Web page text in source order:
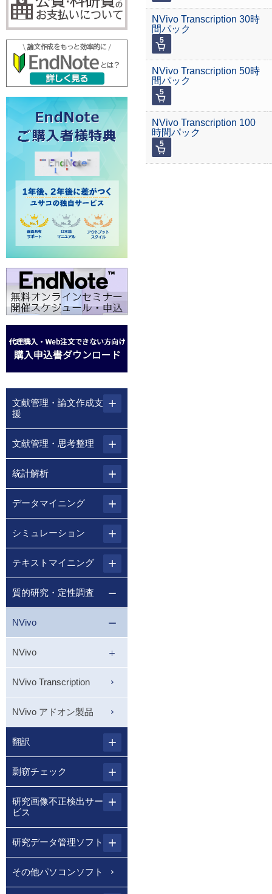
NVivo Transcription 30時
間パック
NVivo Transcription 50時
間パック
NVivo Transcription 100
時間パック
文献管理・論文作成支
援
文献管理・思考整理
統計解析
データマイニング
シミュレーション
テキストマイニング
質的研究・定性調査
NVivo
NVivo
NVivo Transcription
NVivo アドオン製品
翻訳
剽窃チェック
研究画像不正検出サー
ビス
研究データ管理ソフト
その他パソコンソフト